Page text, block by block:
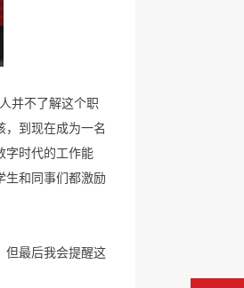
并不了解这个职
，到现在成为一名
字时代的工作能
和同事们都激励
但最后我会提醒这